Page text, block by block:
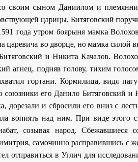
своим сыном Даниилом и
царицы, Битяговский
года утром боярыня мамка
царевича во дворце, но мамка
и Никита Качалов.
агнец, подняв голову, тихим
гортани. Кормилица, видя
его Данило Битяговский и
дорезали и сбросили его вниз с
вопиять над ним. При виде этого
созывая народ.
самочинно расправившись
отправиться в Углич для